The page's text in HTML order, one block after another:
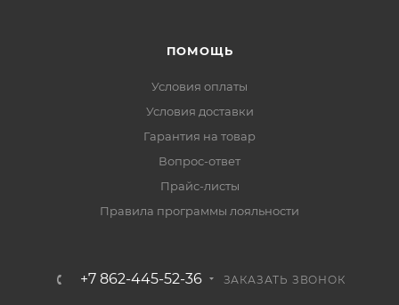
ПОМОЩЬ
Условия оплаты
Условия доставки
Гарантия на товар
Вопрос-ответ
Прайс-листы
Правила программы лояльности
+7 862-445-52-36 ЗАКАЗАТЬ ЗВОНОК